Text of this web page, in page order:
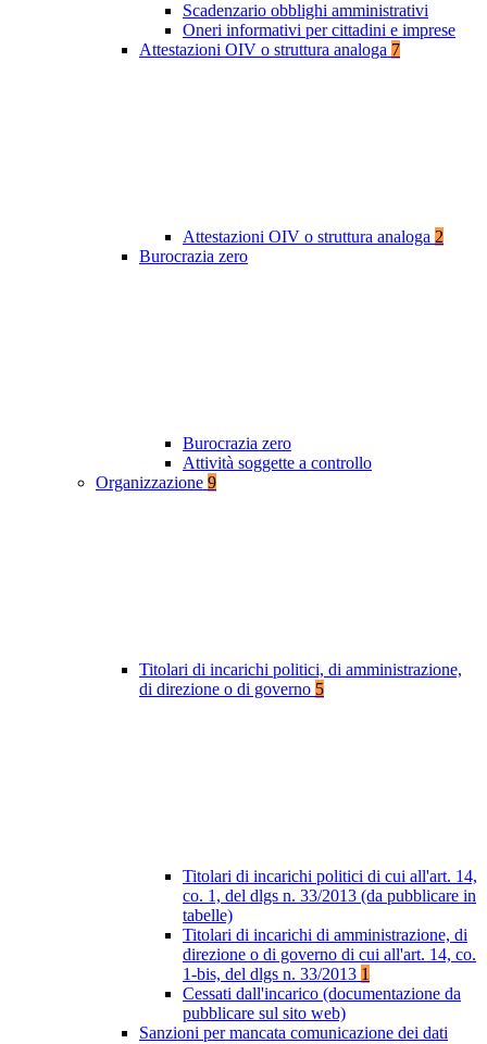
Scadenzario obblighi amministrativi
Oneri informativi per cittadini e imprese
Attestazioni OIV o struttura analoga 7
Attestazioni OIV o struttura analoga 2
Burocrazia zero
Burocrazia zero
Attività soggette a controllo
Organizzazione 9
Titolari di incarichi politici, di amministrazione,
di direzione o di governo 5
Titolari di incarichi politici di cui all'art. 14,
co. 1, del dlgs n. 33/2013 (da pubblicare in
tabelle)
Titolari di incarichi di amministrazione, di
direzione o di governo di cui all'art. 14, co.
1-bis, del dlgs n. 33/2013 1
Cessati dall'incarico (documentazione da
pubblicare sul sito web)
Sanzioni per mancata comunicazione dei dati